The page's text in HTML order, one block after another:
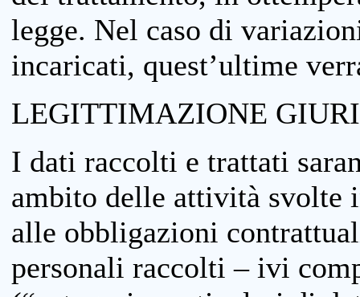
legge. Nel caso di
incaricati, quest’ultime
LEGITTIMAZIONE
I dati raccolti e trattati
ambito delle attività svolte
alle obbligazioni
personali raccolti – ivi